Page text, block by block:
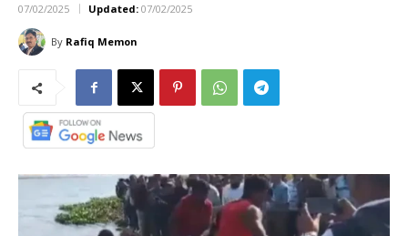
07/02/2025 Updated: 07/02/2025
By Rafiq Memon